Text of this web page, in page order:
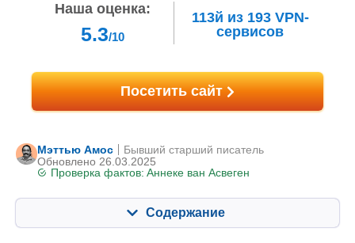
Наша оценка:
5.3/10
113й из 193VPN-
сервисов
Посетить сайт
Мэттью Амос
Обновлено 26.03.2025
Проверка фактов: Аннеке ван Асвеген
Бывший старший писатель
Содержание